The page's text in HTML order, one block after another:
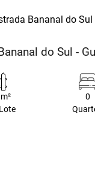
Bananal do Sul
do Sul -
0